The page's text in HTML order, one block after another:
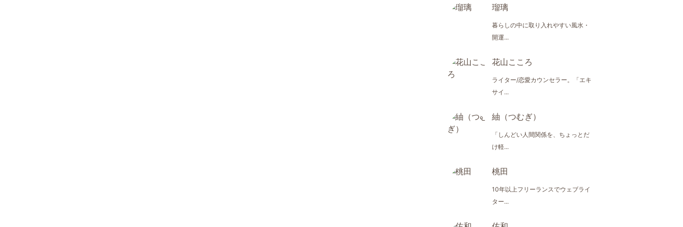
瑠璃
暮らしの中に取り入れやすい風水・
開運...
花山こころ
ライター/恋愛カウンセラー。「エキ
サイ...
紬（つむぎ）
「しんどい人間関係を、ちょっとだ
け軽...
桃田
10年以上フリーランスでウェブライ
ター...